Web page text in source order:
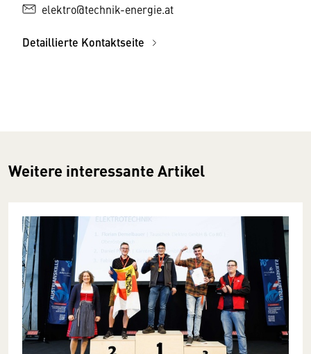
elektro@technik-energie.at
Detaillierte Kontaktseite
Weitere interessante Artikel